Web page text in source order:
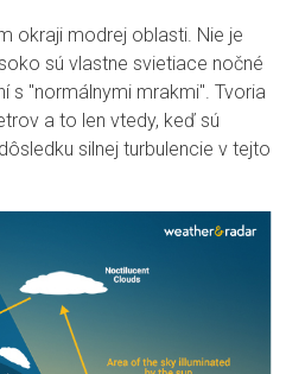
okraji modrej oblasti. Nie je
sú vlastne svietiace nočné
s "normálnymi mrakmi". Tvoria
a to len vtedy, keď sú
silnej turbulencie v tejto